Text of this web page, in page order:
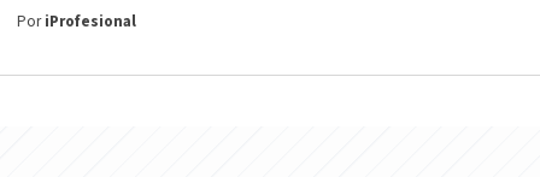
PoriProfesional